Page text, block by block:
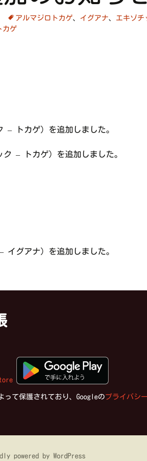
アルマジロトカゲ、 イグアナ、 エキゾチ
カゲ
– トカゲ）を追加しました。
– トカゲ）を追加しました。
イグアナ）を追加しました。
って保護されており、Googleのプライバシ
powered by WordPress